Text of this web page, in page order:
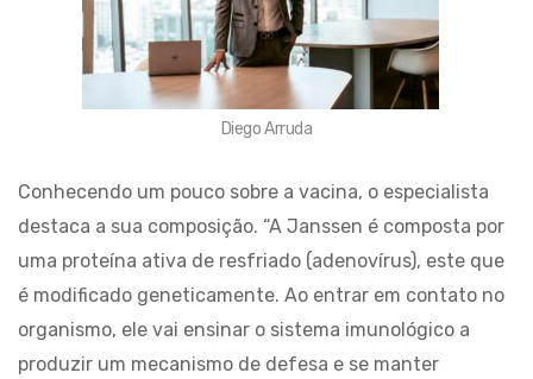
Diego Arruda
Conhecendo um pouco sobre a vacina, o especialista
destaca a sua composição. “A Janssen é composta por
uma proteína ativa de resfriado (adenovírus), este que
é modificado geneticamente. Ao entrar em contato no
organismo, ele vai ensinar o sistema imunológico a
produzir um mecanismo de defesa e se manter